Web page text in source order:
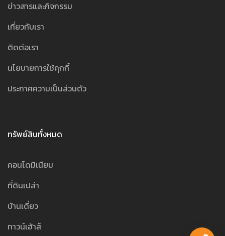
ข่าวสารและกิจกรรม
เกี่ยวกับเรา
ติดต่อเรา
นโยบายการใช้คุกกี้
ประกาศความเป็นส่วนตัว
ทรัพย์สินทั้งหมด
คอนโดมิเนียม
ที่ดินเปล่า
บ้านเดี่ยว
ทาวน์เฮ้าส์